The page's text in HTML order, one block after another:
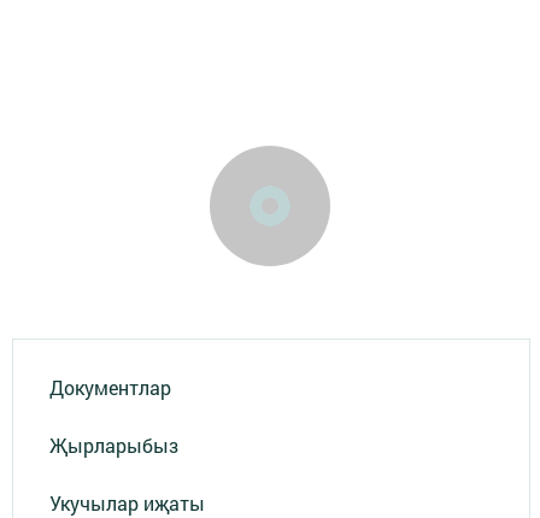
Документлар
Җырларыбыз
Укучылар иҗаты